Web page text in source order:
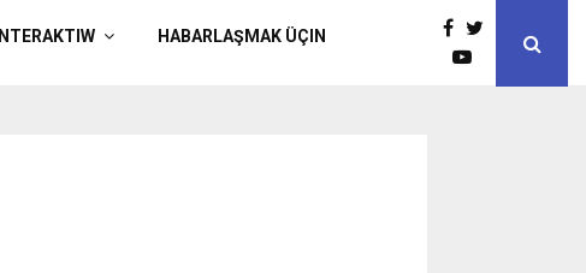
INTERAKTIW HABARLAŞMAK ÜÇIN